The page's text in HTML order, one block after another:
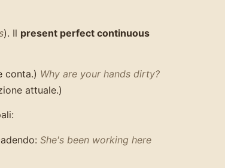
). Il present perfect continuous
conta.) Why are your hands dirty?
attuale.)
She's been working here